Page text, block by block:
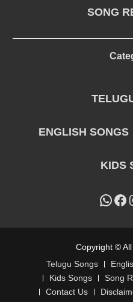
SONG
ENGLISH SONGS
KIDS
Copyright ©
Telugu Songs
Kids Songs
Song
Contact Us